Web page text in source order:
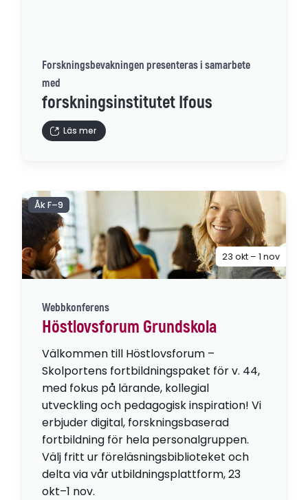
Forskningsbevakningen presenteras i samarbete
med
forskningsinstitutet Ifous
Läs mer
Webbkonferens
Höstlovsforum Grundskola
Välkommen till Höstlovsforum –
Skolportens fortbildningspaket för v. 44,
med fokus på lärande, kollegial
utveckling och pedagogisk inspiration! Vi
erbjuder digital, forskningsbaserad
fortbildning för hela personalgruppen.
Välj fritt ur föreläsningsbiblioteket och
delta via vår utbildningsplattform, 23
okt–1 nov.
Åk F–9
23 okt – 1 nov